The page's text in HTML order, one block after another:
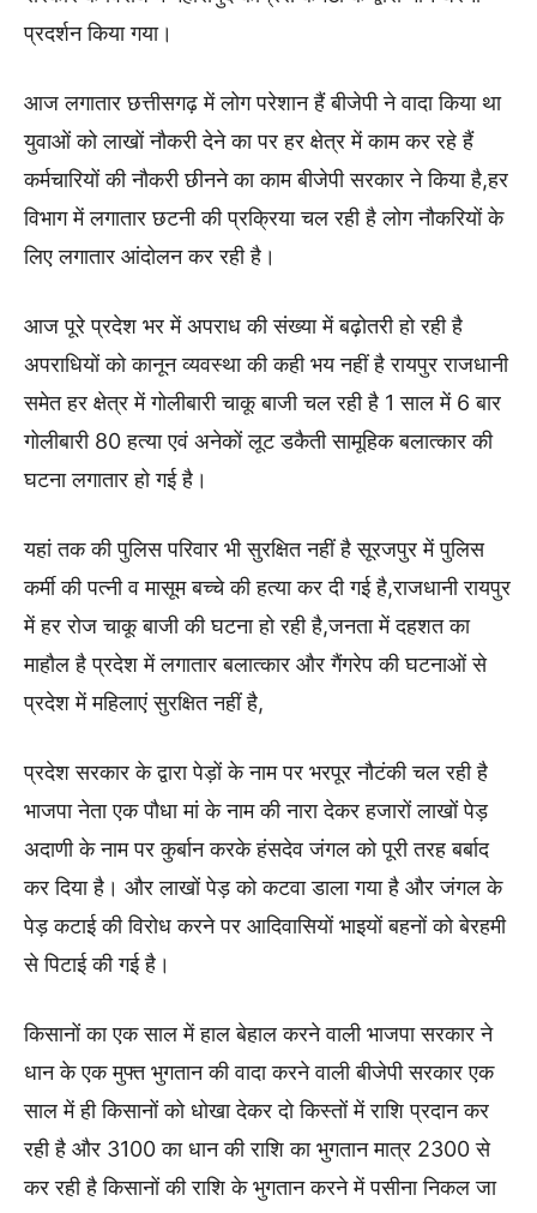
प्रदर्शन किया गया।
आज लगातार छत्तीसगढ़ में लोग परेशान हैं बीजेपी ने वादा किया था
युवाओं को लाखों नौकरी देने का पर हर क्षेत्र में काम कर रहे हैं
कर्मचारियों की नौकरी छीनने का काम बीजेपी सरकार ने किया है,हर
विभाग में लगातार छटनी की प्रक्रिया चल रही है लोग नौकरियों के
लिए लगातार आंदोलन कर रही है।
आज पूरे प्रदेश भर में अपराध की संख्या में बढ़ोतरी हो रही है
अपराधियों को कानून व्यवस्था की कही भय नहीं है रायपुर राजधानी
समेत हर क्षेत्र में गोलीबारी चाकू बाजी चल रही है 1 साल में 6 बार
गोलीबारी 80 हत्या एवं अनेकों लूट डकैती सामूहिक बलात्कार की
घटना लगातार हो गई है।
यहां तक की पुलिस परिवार भी सुरक्षित नहीं है सूरजपुर में पुलिस
कर्मी की पत्नी व मासूम बच्चे की हत्या कर दी गई है,राजधानी रायपुर
में हर रोज चाकू बाजी की घटना हो रही है,जनता में दहशत का
माहौल है प्रदेश में लगातार बलात्कार और गैंगरेप की घटनाओं से
प्रदेश में महिलाएं सुरक्षित नहीं है,
प्रदेश सरकार के द्वारा पेड़ों के नाम पर भरपूर नौटंकी चल रही है
भाजपा नेता एक पौधा मां के नाम की नारा देकर हजारों लाखों पेड़
अदाणी के नाम पर कुर्बान करके हंसदेव जंगल को पूरी तरह बर्बाद
कर दिया है। और लाखों पेड़ को कटवा डाला गया है और जंगल के
पेड़ कटाई की विरोध करने पर आदिवासियों भाइयों बहनों को बेरहमी
से पिटाई की गई है।
किसानों का एक साल में हाल बेहाल करने वाली भाजपा सरकार ने
धान के एक मुफ्त भुगतान की वादा करने वाली बीजेपी सरकार एक
साल में ही किसानों को धोखा देकर दो किस्तों में राशि प्रदान कर
रही है और 3100 का धान की राशि का भुगतान मात्र 2300 से
कर रही है किसानों की राशि के भुगतान करने में पसीना निकल जा